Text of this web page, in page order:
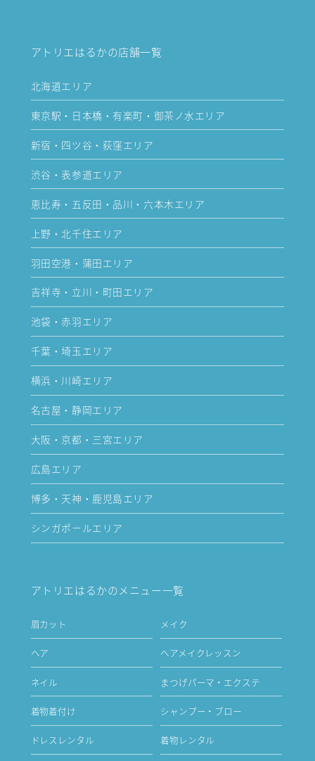
アトリエはるかの店舗一覧
北海道エリア
東京駅・日本橋・有楽町・御茶ノ水エリア
新宿・四ツ谷・荻窪エリア
渋谷・表参道エリア
恵比寿・五反田・品川・六本木エリア
上野・北千住エリア
羽田空港・蒲田エリア
吉祥寺・立川・町田エリア
池袋・赤羽エリア
千葉・埼玉エリア
横浜・川崎エリア
名古屋・静岡エリア
大阪・京都・三宮エリア
広島エリア
博多・天神・鹿児島エリア
シンガポールエリア
アトリエはるかのメニュー一覧
眉カット メイク
ヘア ヘアメイクレッスン
ネイル まつげパーマ・エクステ
着物着付け シャンプー・ブロー
ドレスレンタル 着物レンタル